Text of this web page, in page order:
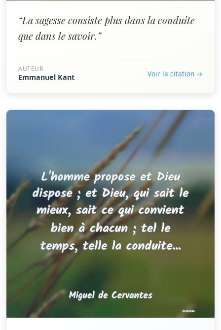
“La sagesse consiste plus dans la conduite
que dans le savoir.”
AUTEUR
Emmanuel Kant Voir la citation →